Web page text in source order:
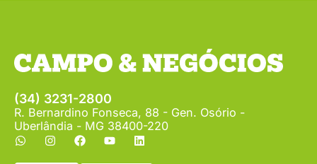
(34) 3231-2800
R. Bernardino Fonseca, 88 - Gen. Osório -
Uberlândia - MG 38400-220